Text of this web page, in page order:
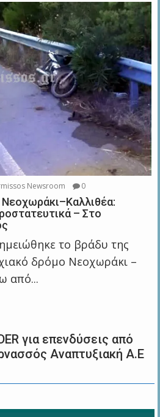
Newsroom 0
– Στο
το βράδυ της
δρόμο Νεοχωράκι –
από...
για επενδύσεις από
Αναπτυξιακή Α.Ε